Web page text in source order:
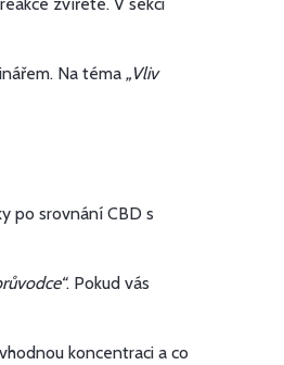
Na téma „Vliv
po srovnání CBD s
. Pokud vás
koncentraci a co